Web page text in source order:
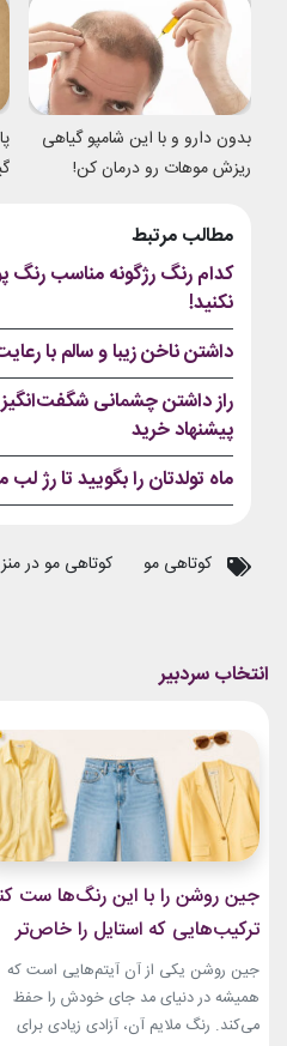
بدون دارو و با این شامپو گیاهی
ریزش موهات رو درمان کن!
مطالب مرتبط
کدام رنگ رژگونه مناسب
نکنید!
داشتن ناخن زیبا و سالم با
راز داشتن چشمانی
پیشنهاد خرید
ماه تولدتان را بگویید تا رژ
کوتاهی مو کوتاهی مو در
جین روشن را با این رنگ‌ها ست
ترکیب‌هایی که استایل را خاص‌تر
می‌کنند
جین روشن یکی از آن آیتم‌هایی است که
همیشه در دنیای مد جای خودش را حفظ
می‌کند. رنگ ملایم آن، آزادی زیادی برای